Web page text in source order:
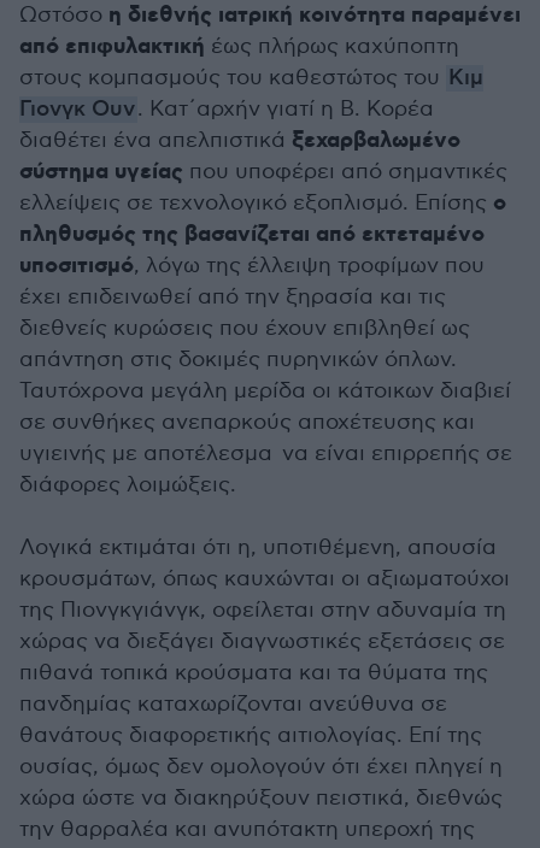
Ωστόσο η διεθνής ιατρική κοινότητα παραμένει
από επιφυλακτική έως πλήρως καχύποπτη
στους κομπασμούς του καθεστώτος του Κιμ
Γιονγκ Ουν. Κατ΄αρχήν γιατί η Β. Κορέα
διαθέτει ένα απελπιστικά ξεχαρβαλωμένο
σύστημα υγείας που υποφέρει από σημαντικές
ελλείψεις σε τεχνολογικό εξοπλισμό. Επίσης ο
πληθυσμός της βασανίζεται από εκτεταμένο
υποσιτισμό, λόγω της έλλειψη τροφίμων που
έχει επιδεινωθεί από την ξηρασία και τις
διεθνείς κυρώσεις που έχουν επιβληθεί ως
απάντηση στις δοκιμές πυρηνικών όπλων.
Ταυτόχρονα μεγάλη μερίδα οι κάτοικων διαβιεί
σε συνθήκες ανεπαρκούς αποχέτευσης και
υγιεινής με αποτέλεσμα να είναι επιρρεπής σε
διάφορες λοιμώξεις.
Λογικά εκτιμάται ότι η, υποτιθέμενη, απουσία
κρουσμάτων, όπως καυχώνται οι αξιωματούχοι
της Πιονγκγιάνγκ, οφείλεται στην αδυναμία τη
χώρας να διεξάγει διαγνωστικές εξετάσεις σε
πιθανά τοπικά κρούσματα και τα θύματα της
πανδημίας καταχωρίζονται ανεύθυνα σε
θανάτους διαφορετικής αιτιολογίας. Επί της
ουσίας, όμως δεν ομολογούν ότι έχει πληγεί η
χώρα ώστε να διακηρύξουν πειστικά, διεθνώς
την θαρραλέα και ανυπότακτη υπεροχή της